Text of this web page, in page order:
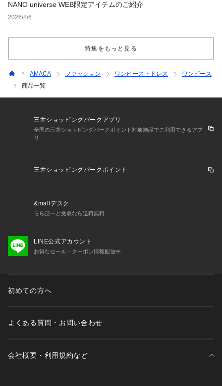
NANO universe WEB限定アイテムのご紹介
2026/8/6
特集をもっと見る
AMACA ファッション ワンピース・ドレス
ワンピース
商品一覧
三井ショッピングパークアプリ
全国の三井ショッピングパークポイント対象施設でご利用できるアプ
リ
三井ショッピングパークポイント
&mallデスク
ららぽーと受取なら送料無料
LINE公式アカウント
お得なセール・クーポン情報配信中
初めての方へ
よくある質問・お問い合わせ
会社概要・利用規約など